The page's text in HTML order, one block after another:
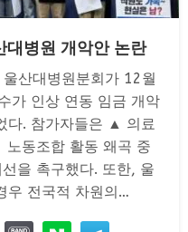
대병원 개악안 논란
산대병원분회가 12월
가 인상 연동 임금 개악
다. 참가자들은 ▲ 의료
동조합 활동 왜곡 중
을 촉구했다. 또한, 울
우 전국적 차원의…